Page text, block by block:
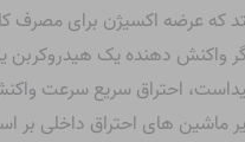
که عرضه اکسیژن برای
واکنش دهنده یک
احتراق سریع سرعت
ماشین های احتراق داخلی